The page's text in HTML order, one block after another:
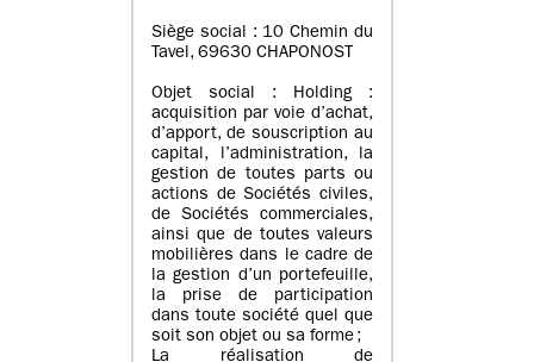
Siège social : 10 Chemin du
Tavel, 69630 CHAPONOST
Objet social : Holding :
acquisition par voie d’achat,
d’apport, de souscription au
capital, l’administration, la
gestion de toutes parts ou
actions de Sociétés civiles,
de Sociétés commerciales,
ainsi que de toutes valeurs
mobilières dans le cadre de
la gestion d’un portefeuille,
la prise de participation
dans toute société quel que
soit son objet ou sa forme ;
La réalisation de